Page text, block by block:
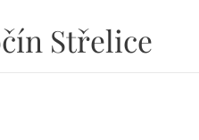
Střelice